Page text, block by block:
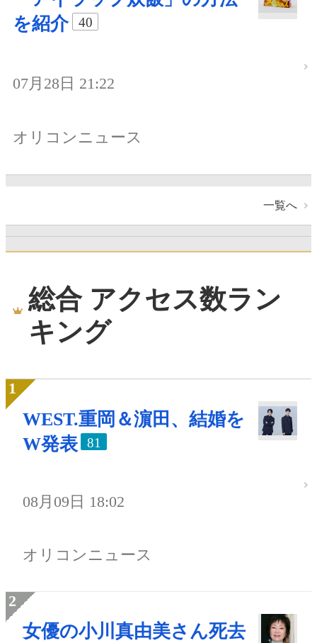
を紹介
40
07月28日 21:22
オリコンニュース
一覧へ
総合 アクセス数ラン
キング
WEST.重岡＆濵田、結婚を
W発表
81
08月09日 18:02
オリコンニュース
女優の小川真由美さん死去